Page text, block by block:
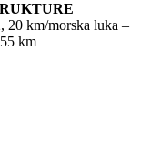
20 km/morska luka –
km